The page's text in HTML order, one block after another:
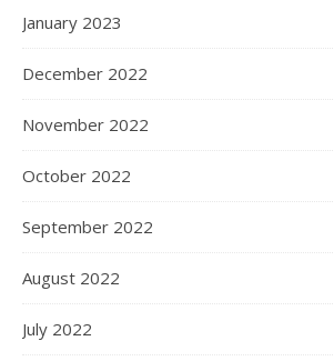
January 2023
December 2022
November 2022
October 2022
September 2022
August 2022
July 2022